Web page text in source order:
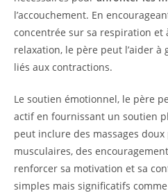
l’accouchement. En
concentrée sur sa respiration
relaxation, le père peut l’aider
liés aux contractions.
Le soutien émotionnel, le père
actif en fournissant un soutien
peut inclure des massages
musculaires, des
renforcer sa motivation et sa
simples mais significatifs comme